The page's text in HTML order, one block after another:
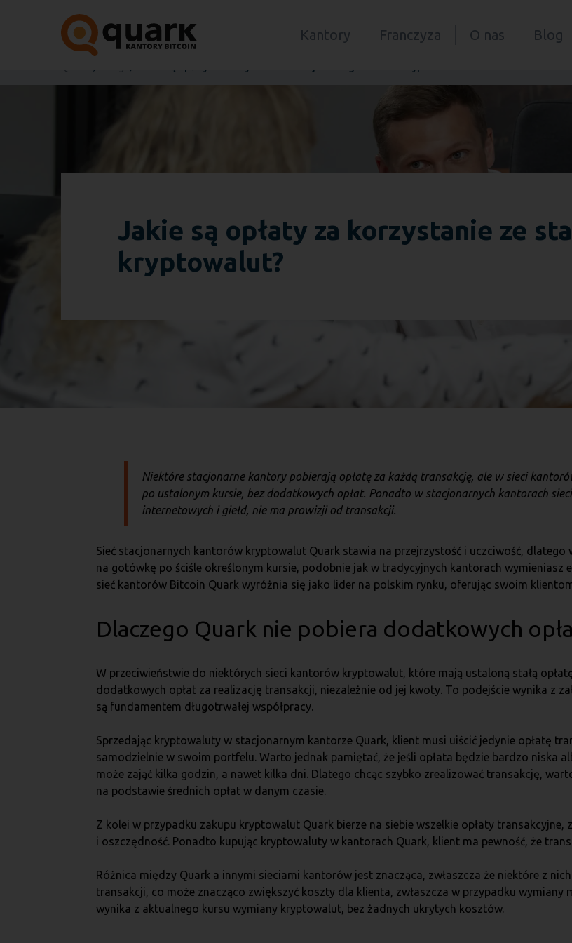
Kantory Franczyza O nas Blog
Jakie są opłaty za korzystanie ze
kryptowalut?
Niektóre stacjonarne kantory pobierają opłatę za każdą transakcję, ale w sieci
po ustalonym kursie, bez dodatkowych opłat. Ponadto w stacjonarnych kantorach
internetowych i giełd, nie ma prowizji od transakcji.
Sieć stacjonarnych kantorów kryptowalut Quark stawia na przejrzystość i uczciwość,
na gotówkę po ściśle określonym kursie, podobnie jak w tradycyjnych kantorach
sieć kantorów Bitcoin Quark wyróżnia się jako lider na polskim rynku, oferując swoim
Dlaczego Quark nie pobiera dodatkowych
W przeciwieństwie do niektórych sieci kantorów kryptowalut, które mają ustaloną stałą
dodatkowych opłat za realizację transakcji, niezależnie od jej kwoty. To podejście wynika z
są fundamentem długotrwałej współpracy.
Sprzedając kryptowaluty w stacjonarnym kantorze Quark, klient musi uiścić jedynie opłatę
samodzielnie w swoim portfelu. Warto jednak pamiętać, że jeśli opłata będzie bardzo niska
może zająć kilka godzin, a nawet kilka dni. Dlatego chcąc szybko zrealizować transakcję,
na podstawie średnich opłat w danym czasie.
Z kolei w przypadku zakupu kryptowalut Quark bierze na siebie wszelkie opłaty
i oszczędność. Ponadto kupując kryptowaluty w kantorach Quark, klient ma pewność, że
Różnica między Quark a innymi sieciami kantorów jest znacząca, zwłaszcza że niektóre z
transakcji, co może znacząco zwiększyć koszty dla klienta, zwłaszcza w przypadku wymiany
wynika z aktualnego kursu wymiany kryptowalut, bez żadnych ukrytych kosztów.